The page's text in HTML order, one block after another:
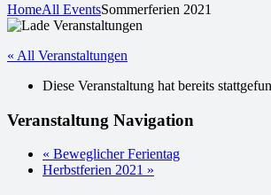
HomeAll EventsSommerferien 2021
« All Veranstaltungen
Diese Veranstaltung hat bereits
Veranstaltung Navigation
« Beweglicher Ferientag
Herbstferien 2021 »